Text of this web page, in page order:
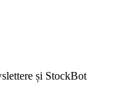
și StockBot